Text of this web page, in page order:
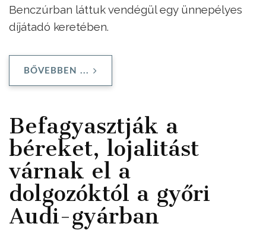
Benczúrban láttuk vendégül egy ünnepélyes
díjátadó keretében.
BŐVEBBEN ...
Befagyasztják a
béreket, lojalitást
várnak el a
dolgozóktól a győri
Audi-gyárban